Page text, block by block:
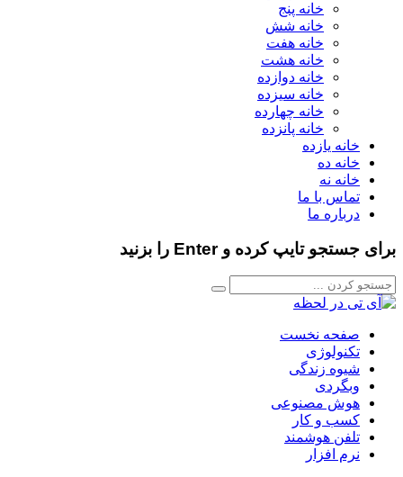
خانه پنج
خانه شش
خانه هفت
خانه هشت
خانه دوازده
خانه سیزده
خانه چهارده
خانه پانزده
خانه یازده
خانه ده
خانه نه
تماس با ما
درباره ما
برای جستجو تایپ کرده و Enter را بزنید
صفحه نخست
تکنولوژی
شیوه زندگی
وبگردی
هوش مصنوعی
کسب و کار
تلفن هوشمند
نرم افزار